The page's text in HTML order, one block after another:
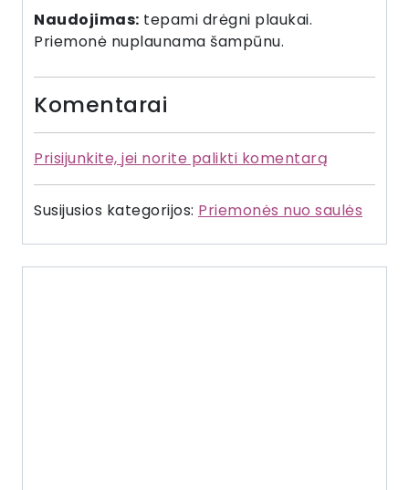
Naudojimas: tepami drėgni plaukai.
Priemonė nuplaunama šampūnu.
Komentarai
Prisijunkite, jei norite palikti komentarą
Susijusios kategorijos: Priemonės nuo saulės